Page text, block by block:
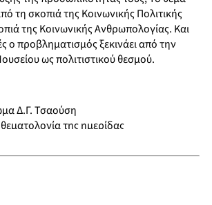
τη σκοπιά της Κοινωνικής Πολιτικής
της Κοινωνικής Ανθρωπολογίας. Και
ο προβληματισμός ξεκινάει από την
ως πολιτιστικού θεσμού.
Δ.Γ. Τσαούση
της ημερίδας
χαιρετισμοί